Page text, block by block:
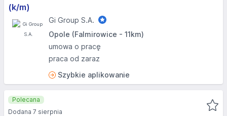
(k/m)
Gi Group S.A.
Opole (Falmirowice - 11km)
umowa o pracę
praca od zaraz
Szybkie aplikowanie
Polecana
Dodana 7 sierpnia